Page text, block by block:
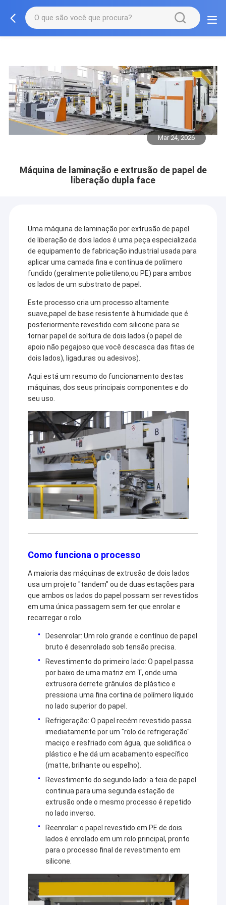
Mar 24, 2026
Máquina de laminação e extrusão de papel de
liberação dupla face
Uma máquina de laminação por extrusão de papel
de liberação de dois lados é uma peça especializada
de equipamento de fabricação industrial usada para
aplicar uma camada fina e contínua de polímero
fundido (geralmente polietileno,ou PE) para ambos
os lados de um substrato de papel.
Este processo cria um processo altamente
suave,papel de base resistente à humidade que é
posteriormente revestido com silicone para se
tornar papel de soltura de dois lados (o papel de
apoio não pegajoso que você descasca das fitas de
dois lados), ligaduras ou adesivos).
Aqui está um resumo do funcionamento destas
máquinas, dos seus principais componentes e do
seu uso.
Como funciona o processo
A maioria das máquinas de extrusão de dois lados
usa um projeto "tandem" ou de duas estações para
que ambos os lados do papel possam ser revestidos
em uma única passagem sem ter que enrolar e
recarregar o rolo.
Desenrolar: Um rolo grande e contínuo de papel
bruto é desenrolado sob tensão precisa.
Revestimento do primeiro lado: O papel passa
por baixo de uma matriz em T, onde uma
extrusora derrete grânulos de plástico e
pressiona uma fina cortina de polímero líquido
no lado superior do papel.
Refrigeração: O papel recém revestido passa
imediatamente por um "rolo de refrigeração"
maciço e resfriado com água, que solidifica o
plástico e lhe dá um acabamento específico
(matte, brilhante ou espelho).
Revestimento do segundo lado: a teia de papel
continua para uma segunda estação de
extrusão onde o mesmo processo é repetido
no lado inverso.
Reenrolar: o papel revestido em PE de dois
lados é enrolado em um rolo principal, pronto
para o processo final de revestimento em
silicone.